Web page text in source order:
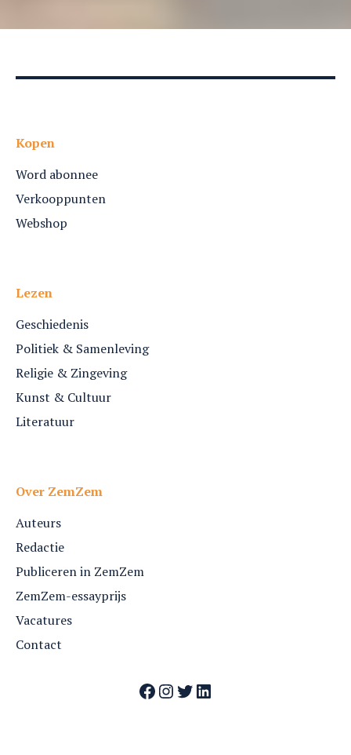
Kopen
Word abonnee
Verkooppunten
Webshop
Lezen
Geschiedenis
Politiek & Samenleving
Religie & Zingeving
Kunst & Cultuur
Literatuur
Over ZemZem
Auteurs
Redactie
Publiceren in ZemZem
ZemZem-essayprijs
Vacatures
Contact
Facebook
Instagram
Twitter
LinkedIn